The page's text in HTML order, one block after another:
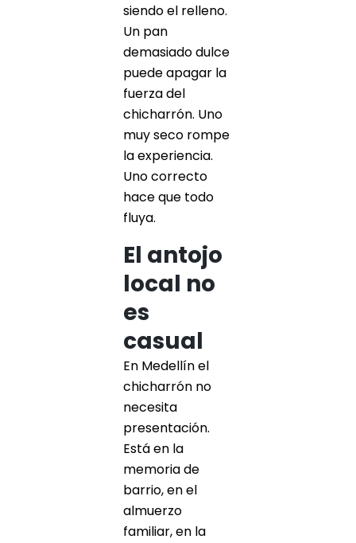
siendo el relleno.
Un pan
demasiado dulce
puede apagar la
fuerza del
chicharrón. Uno
muy seco rompe
la experiencia.
Uno correcto
hace que todo
fluya.
El antojo
local no
es
casual
En Medellín el
chicharrón no
necesita
presentación.
Está en la
memoria de
barrio, en el
almuerzo
familiar, en la